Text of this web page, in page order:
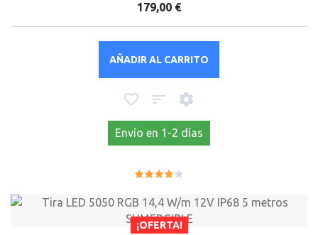
179,00 €
AÑADIR AL CARRITO
Envío en 1-2 días
¡OFERTA!